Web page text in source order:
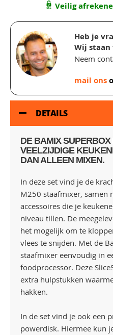
Veilig
Heb je
Wij staan
Neem
mail ons
DETAILS
DE BAMIX
VEELZIJDIGE
DAN ALLEEN MIXEN.
In deze set vind je de
M250 staafmixer, samen
accessoires die je
niveau tillen. De
het mogelijk om te
vlees te snijden. Met de
staafmixer eenvoudig in
foodprocessor. Deze
extra hulpstukken
hakken.
In de set vind je ook een
powerdisk. Hiermee kun